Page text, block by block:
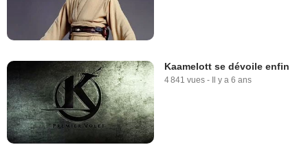
Kaamelott se dévoile enfin
4 841 vues - Il y a 6 ans